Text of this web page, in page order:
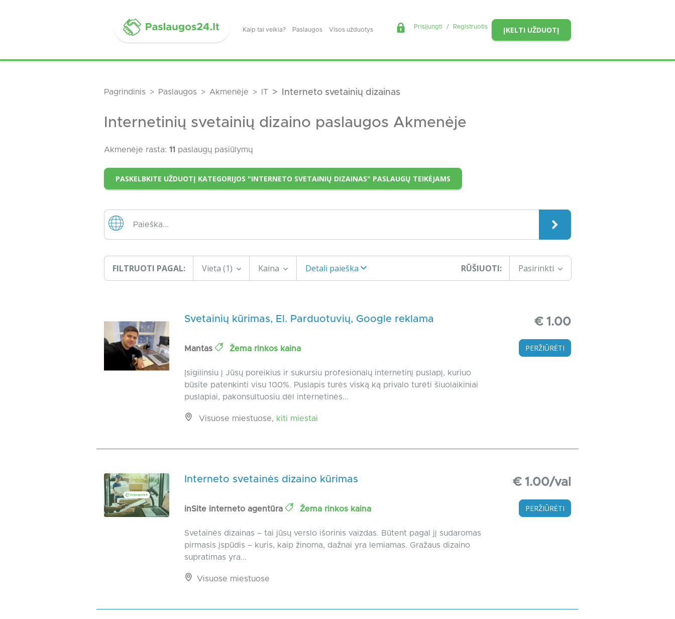
Kaip tai veikia? Paslaugos Visos užduotys ĮKELTI UŽDUOTĮ
Prisijungti / Registruotis
Pagrindinis Paslaugos Akmenėje IT Interneto svetainių dizainas
Internetinių svetainių dizaino paslaugos Akmenėje
Akmenėje rasta: 11 paslaugų pasiūlymų
PASKELBKITE UŽDUOTĮ KATEGORIJOS "INTERNETO SVETAINIŲ DIZAINAS" PASLAUGŲ TEIKĖJAMS
FILTRUOTI PAGAL: Vieta (1) Kaina Detali paieška RŪŠIUOTI: Pasirinkti
Svetainių kūrimas, El. Parduotuvių, Google reklama
Mantas Žema rinkos kaina
Įsigilinsiu į Jūsų poreikius ir sukursiu profesionalų internetinį puslapį, kuriuo
būsite patenkinti visu 100%. Puslapis turės viską ką privalo turėti šiuolaikiniai
puslapiai, pakonsultuosiu dėl internetinės...
Visuose miestuose, kiti miestai
€ 1.00
PERŽIŪRĖTI
Interneto svetainės dizaino kūrimas
inSite interneto agentūra Žema rinkos kaina
Svetainės dizainas – tai jūsų verslo išorinis vaizdas. Būtent pagal jį sudaromas
pirmasis įspūdis – kuris, kaip žinoma, dažnai yra lemiamas. Gražaus dizaino
supratimas yra...
Visuose miestuose
€ 1.00/val
PERŽIŪRĖTI